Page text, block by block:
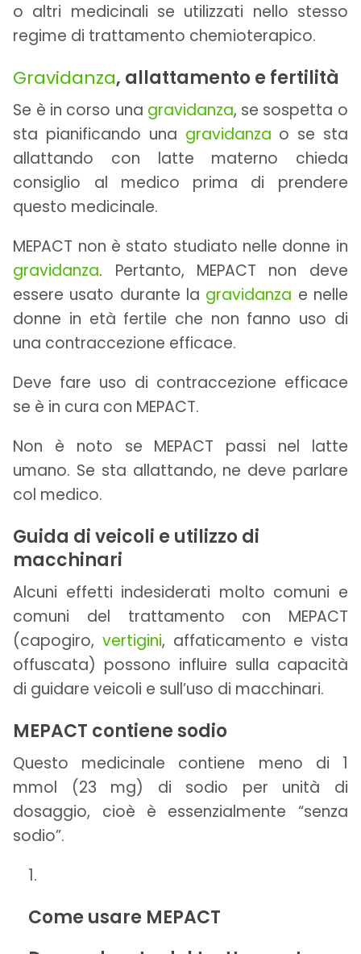
o altri medicinali se utilizzati nello stesso
regime di trattamento chemioterapico.
Gravidanza, allattamento e fertilità
Se è in corso una gravidanza, se sospetta o
sta pianificando una gravidanza o se sta
allattando con latte materno chieda
consiglio al medico prima di prendere
questo medicinale.
MEPACT non è stato studiato nelle donne in
gravidanza. Pertanto, MEPACT non deve
essere usato durante la gravidanza e nelle
donne in età fertile che non fanno uso di
una contraccezione efficace.
Deve fare uso di contraccezione efficace
se è in cura con MEPACT.
Non è noto se MEPACT passi nel latte
umano. Se sta allattando, ne deve parlare
col medico.
Guida di veicoli e utilizzo di
macchinari
Alcuni effetti indesiderati molto comuni e
comuni del trattamento con MEPACT
(capogiro, vertigini, affaticamento e vista
offuscata) possono influire sulla capacità
di guidare veicoli e sull’uso di macchinari.
MEPACT contiene sodio
Questo medicinale contiene meno di 1
mmol (23 mg) di sodio per unità di
dosaggio, cioè è essenzialmente “senza
sodio”.
Come usare MEPACT